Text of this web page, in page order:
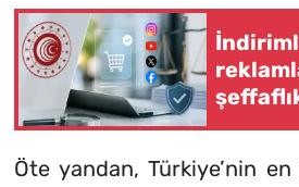
Öte yandan, Türkiye’nin en